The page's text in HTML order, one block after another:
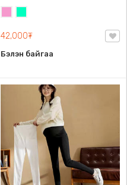
жинд таарна
42,000₮
Бэлэн байгаа